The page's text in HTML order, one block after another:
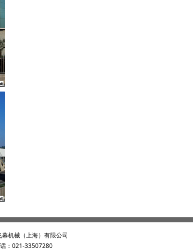
机械（上海）有限公司
：021-33507280